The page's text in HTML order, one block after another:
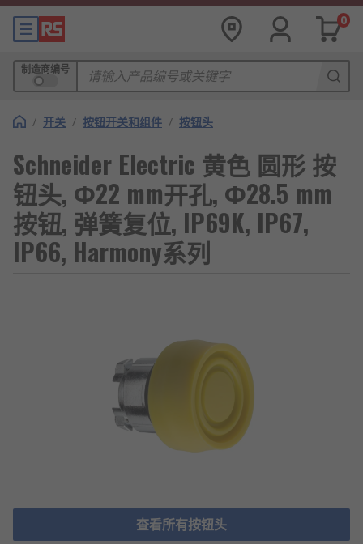
0
制造商编号
/ 开关 / 按钮开关和组件 / 按钮头
Schneider Electric 黄色 圆形 按
钮头, Φ22 mm开孔, Φ28.5 mm
按钮, 弹簧复位, IP69K, IP67,
IP66, Harmony系列
查看所有按钮头